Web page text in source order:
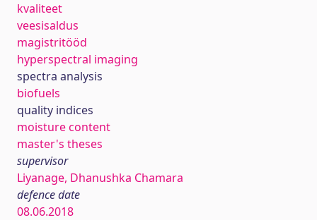
kvaliteet
veesisaldus
magistritööd
hyperspectral imaging
spectra analysis
biofuels
quality indices
moisture content
master's theses
supervisor
Liyanage, Dhanushka Chamara
defence date
08.06.2018